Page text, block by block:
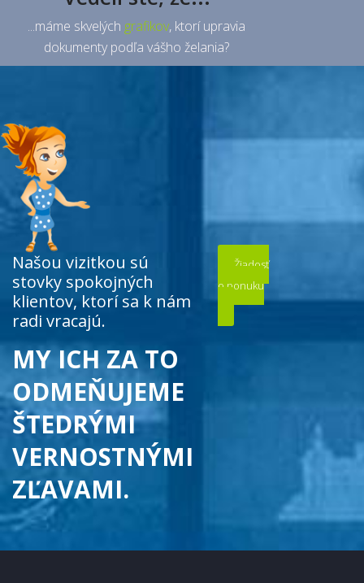
...máme skvelých grafikov, ktorí upravia
dokumenty podľa vášho želania?
Našou vizitkou sú
stovky spokojných
klientov, ktorí sa k nám
radi vracajú.
MY ICH ZA TO
ODMEŇUJEME
ŠTEDRÝMI
VERNOSTNÝMI
ZĽAVAMI.
Žiadosť
o ponuku